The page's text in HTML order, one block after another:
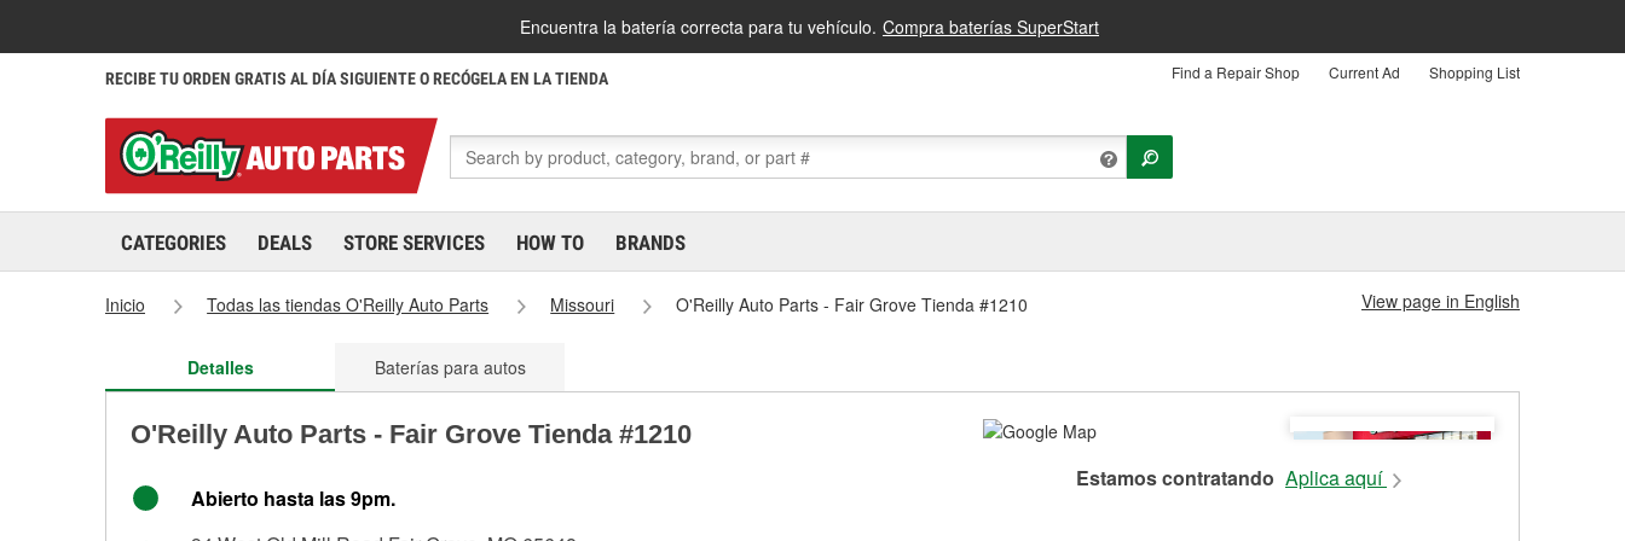
Encuentra la batería correcta para tu vehículo. Compra baterías SuperStart
RECIBE TU ORDEN GRATIS AL DÍA SIGUIENTE O RECÓGELA EN LA TIENDA Find a Repair Shop Current Ad Shopping List
CATEGORIES DEALS STORE SERVICES HOW TO BRANDS
Inicio Todas las tiendas O'Reilly Auto Parts Missouri O'Reilly Auto Parts - Fair Grove Tienda #1210 View page in English
Detalles Baterías para autos
O'Reilly Auto Parts - Fair Grove Tienda #1210
Abierto hasta las 9pm.
Estamos contratando Aplica aquí